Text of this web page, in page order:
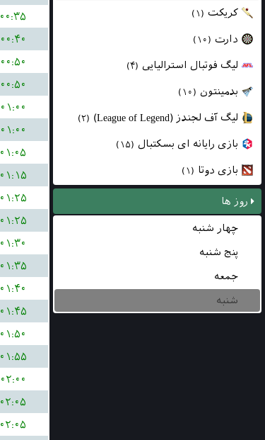
کریکت (۱)
دارت (۱۰)
لیگ فوتبال استرالیایی (۴)
بدمینتون (۱۰)
لیگ آف لجندز (League of Legend) (۲)
بازی رایانه ای بسکتبال (۱۵)
بازی دوتا (۱)
روز ها
چهار شنبه
پنج شنبه
جمعه
شنبه
۰۰:۳۵
۰۰:۴۰
۰۰:۵۰
۰۰:۵۰
۰۱:۰۰
۰۱:۰۰
۰۱:۰۵
۰۱:۱۵
۰۱:۲۵
۰۱:۲۵
۰۱:۳۰
۰۱:۳۵
۰۱:۴۰
۰۱:۴۵
۰۱:۵۰
۰۱:۵۵
۰۲:۰۰
۰۲:۰۵
۰۲:۰۵